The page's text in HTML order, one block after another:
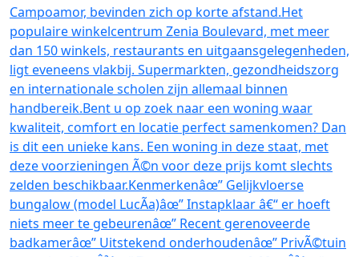
Campoamor, bevinden zich op korte afstand.Het
populaire winkelcentrum Zenia Boulevard, met meer
dan 150 winkels, restaurants en uitgaansgelegenheden,
ligt eveneens vlakbij. Supermarkten, gezondheidszorg
en internationale scholen zijn allemaal binnen
handbereik.Bent u op zoek naar een woning waar
kwaliteit, comfort en locatie perfect samenkomen? Dan
is dit een unieke kans. Een woning in deze staat, met
deze voorzieningen Ã©n voor deze prijs komt slechts
zelden beschikbaar.Kenmerkenâœ” Gelijkvloerse
bungalow (model LucÃ­a)âœ” Instapklaar â€“ er hoeft
niets meer te gebeurenâœ” Recent gerenoveerde
badkamerâœ” Uitstekend onderhoudenâœ” PrivÃ©tuin